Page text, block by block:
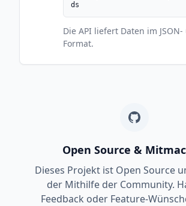
ds
Die API liefert Daten im
Format.
Open Source &
Dieses Projekt ist Open Source
der Mithilfe der Community.
Feedback oder Feature-